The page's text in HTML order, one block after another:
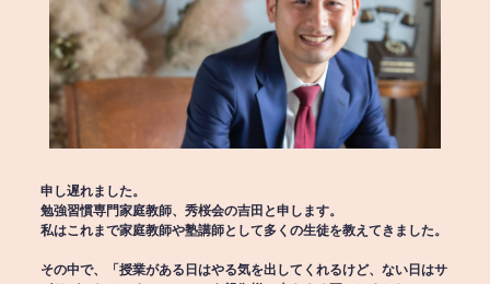
申し遅れました。
勉強習慣専門家庭教師、秀桜会の吉田と申します。
私はこれまで家庭教師や塾講師として多くの生徒を教えてきました。
その中で、「授業がある日はやる気を出してくれるけど、ない日はサ